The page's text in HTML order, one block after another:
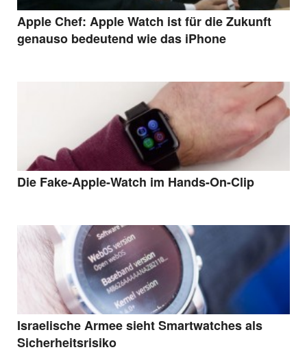
Apple Chef: Apple Watch ist für die Zukunft
genauso bedeutend wie das iPhone
Die Fake-Apple-Watch im Hands-On-Clip
Israelische Armee sieht Smartwatches als
Sicherheitsrisiko